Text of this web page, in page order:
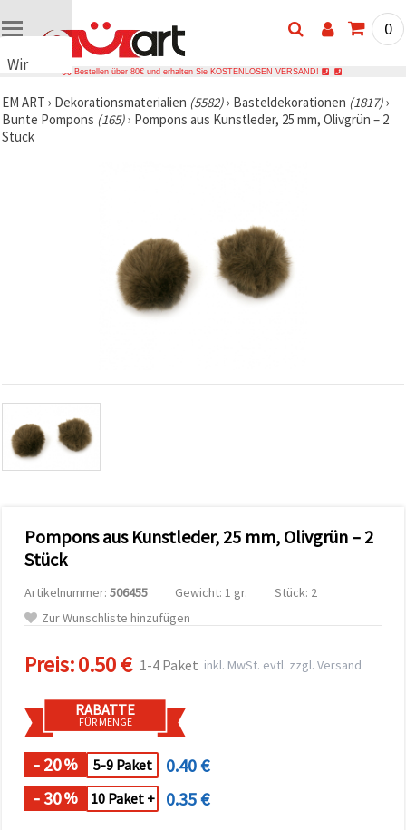
Wir
Cookies
🍪 Wir
verwenden
Datenverkehr
analysieren
sowie
relevantere
Unterstützung
Partner für
und
Sie können
Cookies
akzeptieren,
oder Ihre
Auswahl in
individuell
festlegen.
Ihre
Einwilligung
0
Bestellen über 80€ und erhalten Sie KOSTENLOSEN VERSAND!
EM ART › Dekorationsmaterialien (5582)› Basteldekorationen (1817)›
Bunte Pompons (165)› Pompons aus Kunstleder, 25 mm, Olivgrün – 2
Stück
Pompons aus Kunstleder, 25 mm, Olivgrün – 2
Stück
Artikelnummer: 506455 Gewicht: 1 gr.
Stück: 2
Zur Wunschliste hinzufügen
Preis:0.50 € 1-4 Paket inkl. MwSt. evtl. zzgl. Versand
RABATTE
FÜR MENGE
- 20% 5-9 Paket
0.40 €
- 30% 10 Paket + 0.35 €